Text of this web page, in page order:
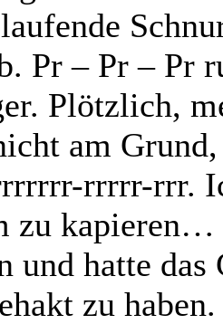
Pr – Pr – Pr
Plötzlich,
am
rrrrr-rrr.
zu
und hatte
zu haben.